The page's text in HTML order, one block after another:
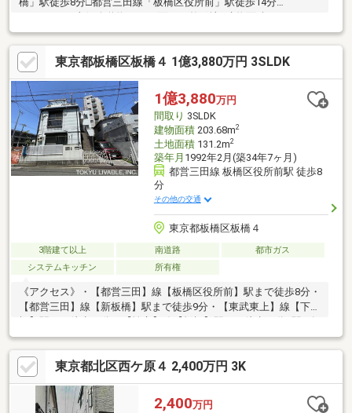
97.41m2（約29.46坪）□土地面積：60.94m2（約18.43坪）□建ぺい
率：60％□容積率：160％ ※指定容積率300％□カースペースあり
（車種制限あり）□2026年6月リフォーム実施済
東京都板橋区板橋４ 1億3,880万円 3SLDK
1億3,880万円
間取り 3SLDK
建物面積203.68m2
土地面積131.2m2
築年月 1992年2月(築34年7ヶ月)
都営三田線 板橋区役所前駅 徒歩8
分
その他の交通
東京都板橋区板橋４
3階建て以上 南道路
都市ガス
システムキッチン
所有権
《アクセス》・【都営三田】線【板橋区役所前】駅まで徒歩8分・
【都営三田】線【新板橋】駅まで徒歩9分・【東武東上】線【下板
線の利用が可能です。お出かけ先や目的に応じて駅をお選びいた
だけます。《室内の特徴》・2階LDKは約17畳あります。・屋上付
住戸。水栓がついているため、ガーデニングや子供用プール設置
他、バーベキュー、ゴルフのパター練習等、趣味の場として多用
途にご利用いただけます。・1階と2階と3階にトイレ及び浴室が
東京都北区西ケ原４ 2,400万円 3K
2,400万円